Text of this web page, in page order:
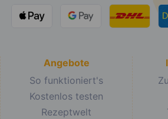
Angebote
So funktioniert's
Kostenlos testen
Rezeptwelt